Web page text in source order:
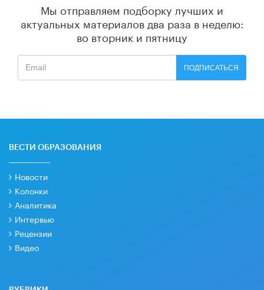
Мы отправляем подборку лучших и
актуальных материалов два раза в неделю:
во вторник и пятницу
ПОДПИСАТЬСЯ
ВЕСТИ ОБРАЗОВАНИЯ
Новости
Колонки
Аналитика
Интервью
Рецензии
Видео